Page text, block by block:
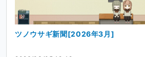
ツノウサギ新聞[2026年3月]